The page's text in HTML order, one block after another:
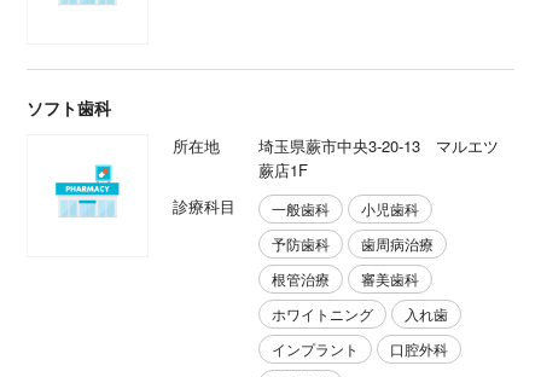
ソフト歯科
所在地
埼玉県蕨市中央3-20-13 マルエツ
蕨店1F
診療科目
一般歯科
小児歯科
予防歯科
歯周病治療
根管治療
審美歯科
ホワイトニング
入れ歯
インプラント
口腔外科